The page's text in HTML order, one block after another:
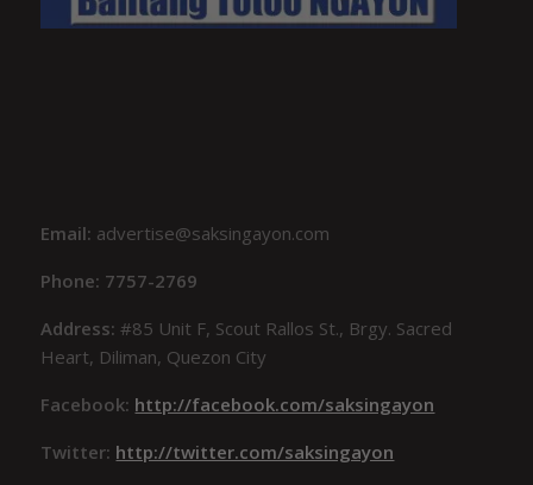
Email: advertise@saksingayon.com
Phone: 7757-2769
Address:#85 Unit F, Scout Rallos St., Brgy. Sacred
Heart, Diliman, Quezon City
Facebook: http://facebook.com/saksingayon
Twitter: http://twitter.com/saksingayon